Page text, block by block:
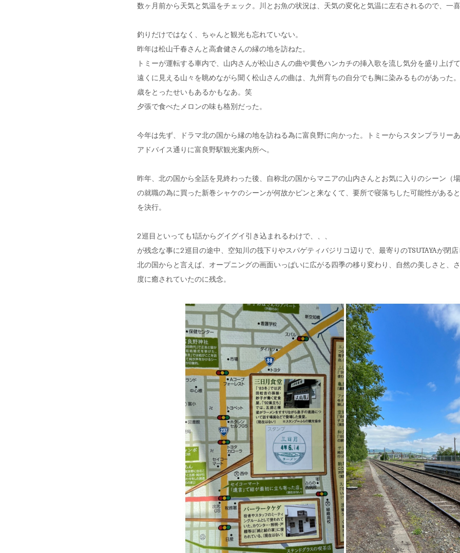
数ヶ月前から天気と気温をチェック。川とお魚の状況は、天気の変化と気温に左右されるので、一
釣りだけではなく、ちゃんと観光も忘れていない。
昨年は松山千春さんと高倉健さんの縁の地を訪ねた。
トミーが運転する車内で、山内さんが松山さんの曲や黄色ハンカチの挿入歌を流し気分を盛り上げて
遠くに見える山々を眺めながら聞く松山さんの曲は、九州育ちの自分でも胸に染みるものがあった。
歳をとったせいもあるかもなあ。笑
夕張で食べたメロンの味も格別だった。
今年は先ず、ドラマ北の国から縁の地を訪ねる為に富良野に向かった。トミーからスタンプラリー
アドバイス通りに富良野駅観光案内所へ。
昨年、北の国から全話を見終わった後、自称北の国からマニアの山内さんとお気に入りのシーン（
の就職の為に買った新巻シャケのシーンが何故かピンと来なくて、要所で寝落ちした可能性がある
を決行。
2巡目といっても1話からグイグイ引き込まれるわけで、、、
が残念な事に2巡目の途中、空知川の筏下りやスパゲティバジリコ辺りで、最寄りのTSUTAYAが閉店
北の国からと言えば、オープニングの画面いっぱいに広がる四季の移り変わり、自然の美しさと、
度に癒されていたのに残念。